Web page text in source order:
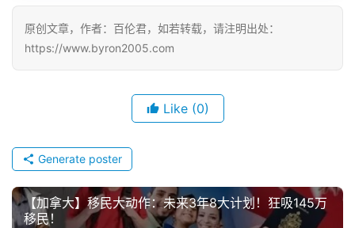
原创文章，作者：百伦君，如若转载，请注明出处：
https://www.byron2005.com
Like (0)
Generate poster
【加拿大】移民大动作：未来3年8大计划！狂吸145万
移民！